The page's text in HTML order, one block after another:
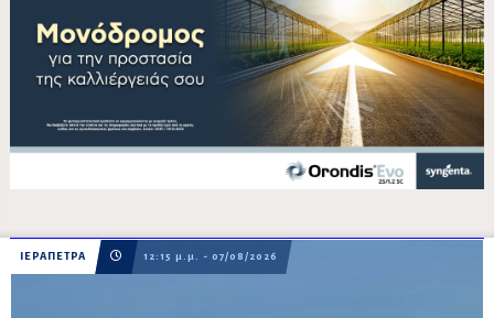
ΙΕΡΑΠΕΤΡΑ 12:15 μ.μ. - 07/08/2026